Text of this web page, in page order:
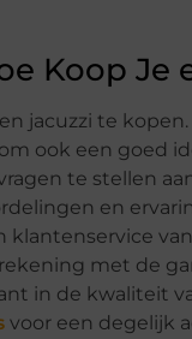
Koop Je
jacuzzi te
ook een goed
te stellen
en
met de
in de kwaliteit
voor een degelijk